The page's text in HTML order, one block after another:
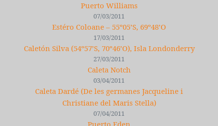
Puerto Williams
07/03/2011
Estéro Coloane – 55º05’S, 69º48’O
17/03/2011
Caletón Silva (54º57’S, 70º46’O), Isla Londonderry
27/03/2011
Caleta Notch
03/04/2011
Caleta Dardé (De les germanes Jacqueline i
Christiane del Maris Stella)
07/04/2011